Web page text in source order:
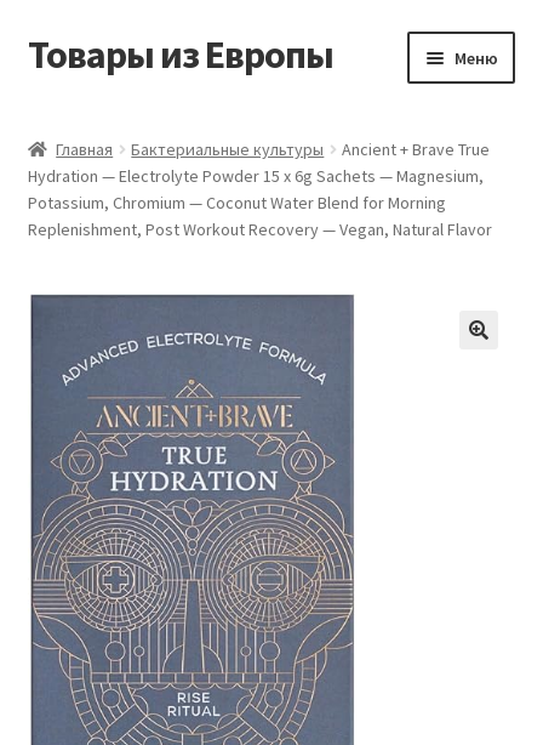
Перейти
Перейти
Товары из Европы Меню
Виды доставки
Заказать товары из Европы
Корзина
Мой аккаунт
Оставить отзыв
Оформление заказа
Подтверждение заказа
Скидки
Главная Бактериальные культуры
Ancient + Brave True
Hydration — Electrolyte Powder 15 x 6g Sachets — Magnesium,
Potassium, Chromium — Coconut Water Blend for Morning
Replenishment, Post Workout Recovery — Vegan, Natural Flavor